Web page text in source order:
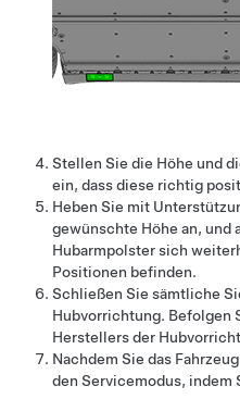
Stellen Sie die Höhe und
ein, dass diese richtig
Heben Sie mit
gewünschte Höhe an, und
Hubarmpolster sich
Positionen befinden.
Schließen Sie sämtliche
Hubvorrichtung. Befolgen
Herstellers der
Nachdem Sie das
den Servicemodus, indem